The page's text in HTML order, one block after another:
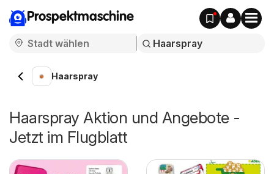
Prospektmaschine
Haarspray
Haarspray Aktion und Angebote -
Jetzt im Flugblatt